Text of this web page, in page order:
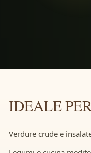
IDEALE
Verdure crude e